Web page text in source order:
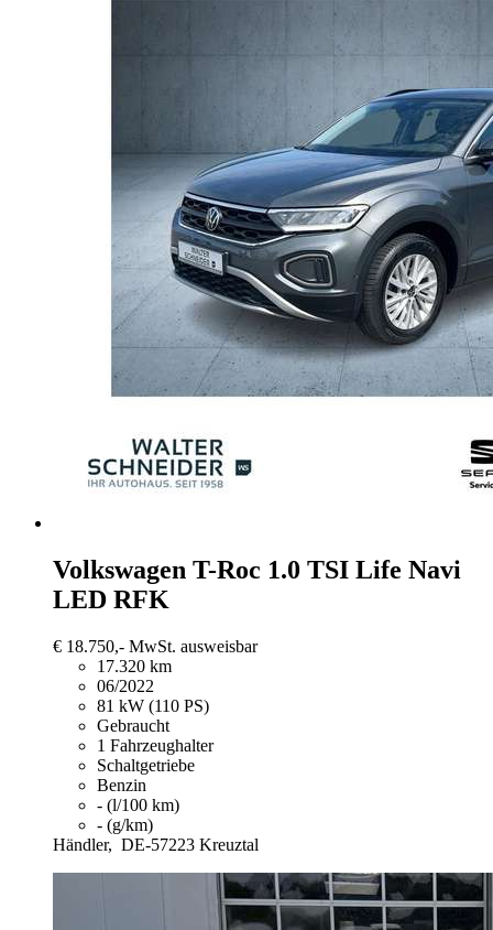
Volkswagen T-Roc 1.0 TSI Life Navi
LED RFK
€ 18.750,- MwSt. ausweisbar
17.320 km
06/2022
81 kW (110 PS)
Gebraucht
1 Fahrzeughalter
Schaltgetriebe
Benzin
- (l/100 km)
- (g/km)
Händler, DE-57223 Kreuztal